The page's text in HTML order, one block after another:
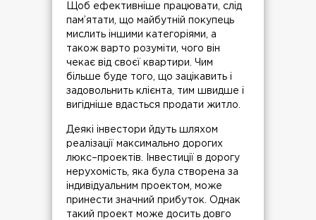
Щоб ефективніше працювати, слід
пам’ятати, що майбутній покупець
мислить іншими категоріями, а
також варто розуміти, чого він
чекає від своєї квартири. Чим
більше буде того, що зацікавить і
задовольнить клієнта, тим швидше і
вигідніше вдасться продати житло.
Деякі інвестори йдуть шляхом
реалізації максимально дорогих
люкс–проектів. Інвестиції в дорогу
нерухомість, яка була створена за
індивідуальним проектом, може
принести значний прибуток. Однак
такий проект може досить довго